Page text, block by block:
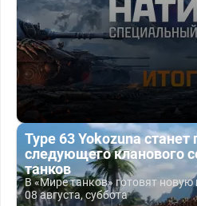
Type 63 Yokozuna станет
следующего кланового
танков
В «Мире танков» готовят новую
08 августа, суббота